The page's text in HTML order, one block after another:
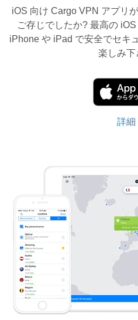
iOS 向け Cargo VPN アプリ
ご存じでしたか? 最高の
iPhone や iPad で安全でセキ
楽しみ下
詳細